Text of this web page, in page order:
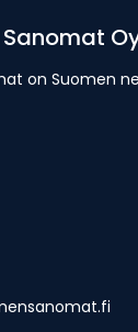
on Suomen